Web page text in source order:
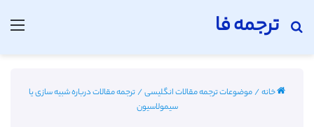
ترجمه فا
جستجو برای
خانه/موضوعات ترجمه مقالات انگلیسی/ترجمه مقالات درباره شبیه سازی یا
سیمولاسیون